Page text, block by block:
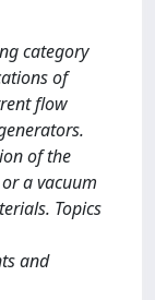
category
of
flow
of the
a vacuum
Topics
and